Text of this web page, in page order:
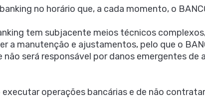
no horário que, a cada momento, o
tem subjacente meios técnicos
a manutenção e ajustamentos, pelo que o
será responsável por danos emergentes
executar operações bancárias e de não